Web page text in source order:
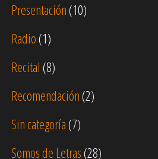
Presentación(10)
Radio(1)
Recital (8)
Recomendación(2)
Sin categoría(7)
Somos de Letras (28)